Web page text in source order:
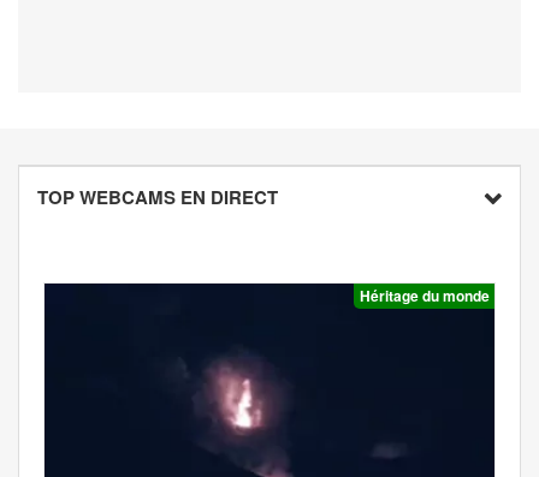
TOP WEBCAMS EN DIRECT
Héritage du monde